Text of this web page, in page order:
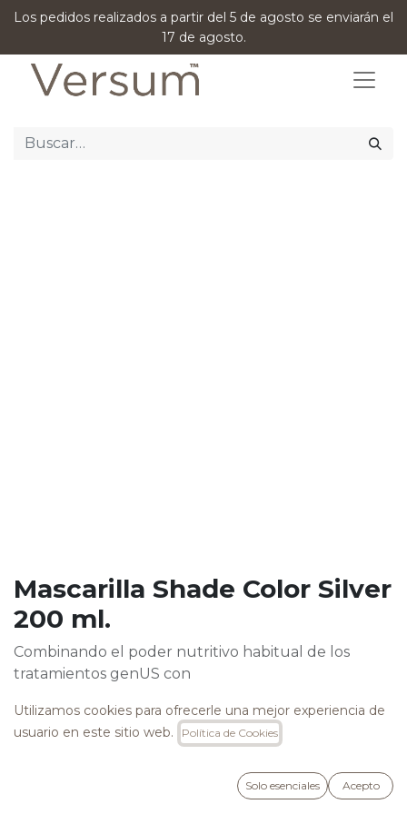
Los pedidos realizados a partir del 5 de agosto se enviarán el
17 de agosto.
Mascarilla Shade Color Silver
200 ml.
Combinando el poder nutritivo habitual de los
tratamientos genUS con
nuestros laboratorios han creado Seven Shades,
mascarillas colorantes ideales tanto para mantener
tonos nuevos y vibrantes al cabello con cada lavado.
Utilizamos cookies para ofrecerle una mejor experiencia de
usuario en este sitio web.
Política de Cookies
Solo esenciales Acepto